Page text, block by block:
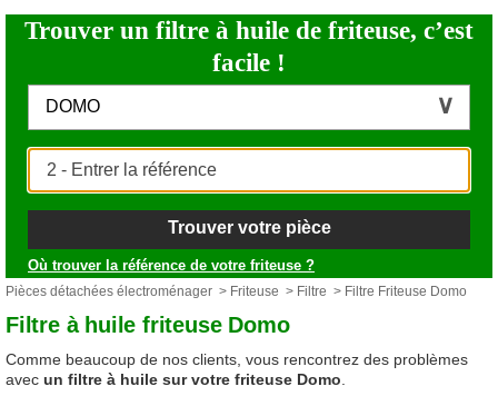
Trouver un filtre à huile de friteuse, c’est
facile !
DOMO
Trouver votre pièce
Où trouver la référence de votre friteuse ?
Pièces détachées électroménager > Friteuse > Filtre > Filtre Friteuse Domo
Filtre à huile friteuse Domo
Comme beaucoup de nos clients, vous rencontrez des problèmes
avec un filtre à huile sur votre friteuse Domo